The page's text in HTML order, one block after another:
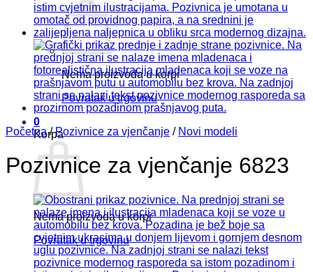
Nema proizvoda u korpi
Povratak u trgovinu
0
Korpa
Nema proizvoda u korpi
Povratak u trgovinu
Početna / Pozivnice za vjenčanje / Novi modeli
Pozivnice za vjenčanje 6823